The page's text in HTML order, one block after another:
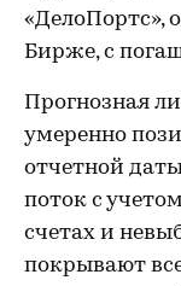
«ДелоПортс»,
Бирже, с
Прогнозная
умеренно
отчетной
поток с
счетах и
покрывают